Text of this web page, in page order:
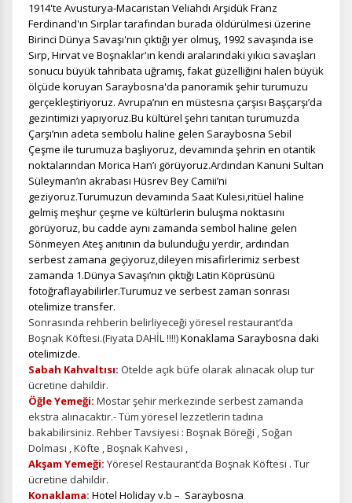
Size ve ilgi alanlarınıza uygun reklamlar göstermek için
kullanılır. Kapatırsanız reklamları görmeye devam
edersiniz, ancak daha az alakalı olabilirler.
Tercihleri Kaydet
1914'te Avusturya-Macaristan Veliahdı Arşidük Franz
Ferdinand'ın Sırplar tarafından burada öldürülmesi üzerine
Birinci Dünya Savaşı'nın çıktığı yer olmuş, 1992 savaşında ise
Sırp, Hırvat ve Boşnaklar'ın kendi aralarındaki yıkıcı savaşları
sonucu büyük tahribata uğramış, fakat güzelliğini halen büyük
ölçüde koruyan Saraybosna'da panoramik şehir turumuzu
gerçekleştiriyoruz. Avrupa’nın en müstesna çarşısı Başçarşı’da
gezintimizi yapıyoruz.Bu kültürel şehri tanıtan turumuzda
Çarşı’nın adeta sembolu haline gelen Saraybosna Sebil
Çeşme ile turumuza başlıyoruz, devamında şehrin en otantik
noktalarından Morica Han’ı görüyoruz.Ardından Kanuni Sultan
Süleyman’ın akrabası Hüsrev Bey Camii’ni
geziyoruz.Turumuzun devamında Saat Kulesi,ritüel haline
gelmiş meşhur çeşme ve kültürlerin buluşma noktasını
görüyoruz, bu cadde aynı zamanda sembol haline gelen
Sönmeyen Ateş anıtının da bulunduğu yerdir, ardından
serbest zamana geçiyoruz,dileyen misafirlerimiz serbest
zamanda 1.Dünya Savaşı’nın çıktığı Latin Köprüsünü
fotoğraflayabilirler.Turumuz ve serbest zaman sonrası
otelimize transfer.
Sonrasında rehberin belirliyeceği yöresel restaurant’da
Boşnak Köftesi.(Fiyata DAHİL !!!!)Konaklama Saraybosna daki
otelimizde.
Sabah Kahvaltısı: Otelde açık büfe olarak alınacak olup tur
ücretine dahildir.
Öğle Yemeği: Mostar şehir merkezinde serbest zamanda
ekstra alınacaktır.-Tüm yöresel lezzetlerin tadına
bakabilirsiniz. Rehber Tavsiyesi : Boşnak Böreği , Soğan
Dolması , Köfte , Boşnak Kahvesi ,
Akşam Yemeği: Yöresel Restaurant’da Boşnak Köftesi . Tur
ücretine dahildir.
Konaklama: Hotel Holiday v.b – Saraybosna